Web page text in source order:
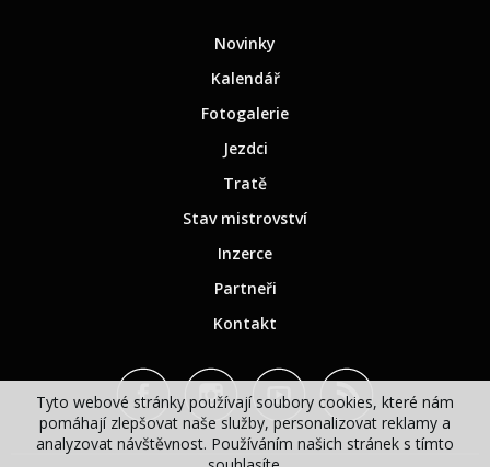
Tyto webové stránky používají soubory cookies, které nám
pomáhají zlepšovat naše služby, personalizovat reklamy a
analyzovat návštěvnost. Používáním našich stránek s tímto
Novinky
Kalendář
Fotogalerie
Jezdci
Tratě
Stav mistrovství
Inzerce
Partneři
Kontakt